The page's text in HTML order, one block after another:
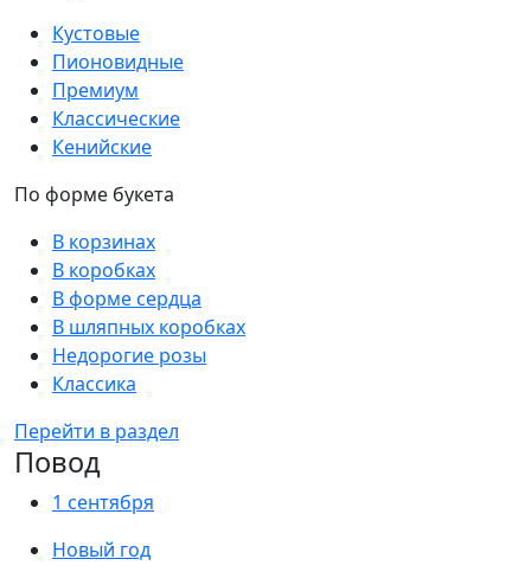
Кустовые
Пионовидные
Премиум
Классические
Кенийские
По форме букета
В корзинах
В коробках
В форме сердца
В шляпных коробках
Недорогие розы
Классика
Перейти в раздел
Повод
1 сентября
Новый год